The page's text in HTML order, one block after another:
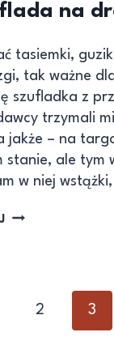
na
tasiemki,
tak ważne
szufladka z
trzymali
jakże – na
stanie, ale tym
w niej
2 3